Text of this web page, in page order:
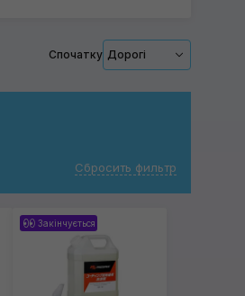
Спочатку Дорогі
Сбросить фильтр
Закінчується